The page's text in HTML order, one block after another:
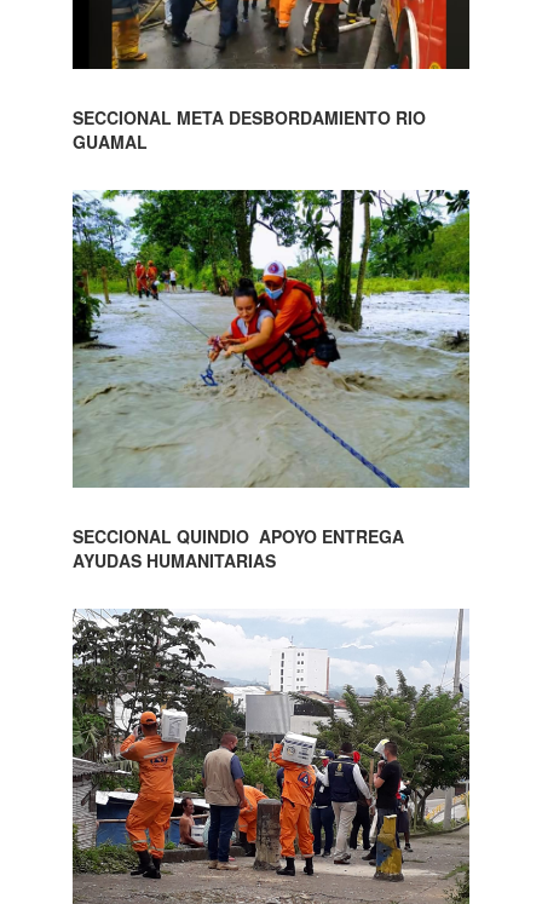
SECCIONAL META DESBORDAMIENTO RIO
GUAMAL
SECCIONAL QUINDIO APOYO ENTREGA
AYUDAS HUMANITARIAS